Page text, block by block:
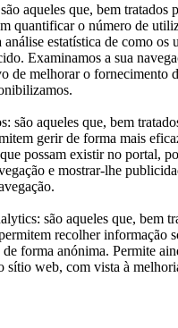
aqueles que, bem tratados
quantificar o número de
análise estatística de como os
Examinamos a sua
de melhorar o fornecimento
são aqueles que, bem
gerir de forma mais
possam existir no portal,
e mostrar-lhe
são aqueles que, bem
recolher informação
forma anónima. Permite
sítio web, com vista à